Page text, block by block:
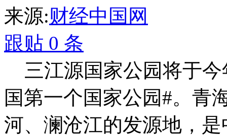
来源:财经中国网
跟贴 0 条
三江源国家公园将于今
国第一个国家公园#。青
河、澜沧江的发源地，